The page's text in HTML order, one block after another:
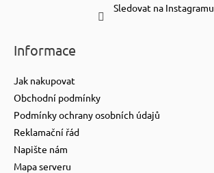
Sledovat na Instagramu
Informace
Jak nakupovat
Obchodní podmínky
Podmínky ochrany osobních údajů
Reklamační řád
Napište nám
Mapa serveru